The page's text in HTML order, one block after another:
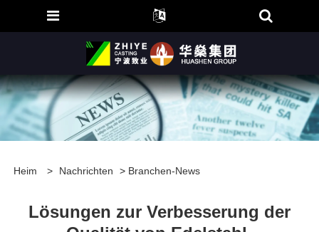
Heim > Nachrichten > Branchen-News
Lösungen zur Verbesserung der